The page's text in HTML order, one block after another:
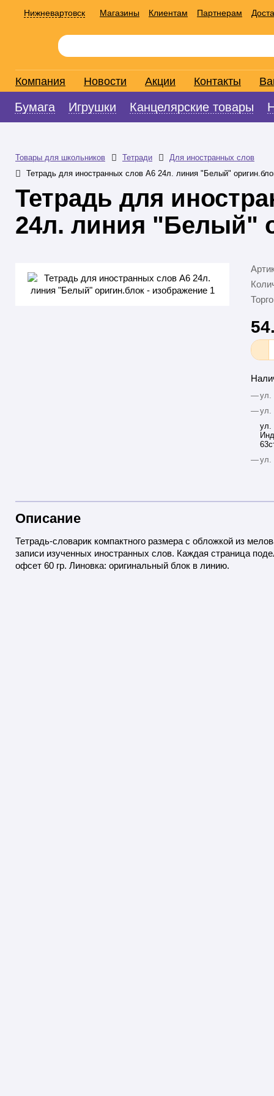
Нижневартовск Магазины Клиентам Партнерам
Компания Новости Акции Контакты
Бумага Игрушки Канцелярские товары
Товары для школьников Тетради
Для иностранных слов
Тетрадь для иностранных слов А6 24л. линия "Белый"
Тетрадь для
24л. линия "Белый"
—ул.
—ул.
ул.
—ул.
Описание
Тетрадь-словарик компактного размера с обложкой из
записи изученных иностранных слов. Каждая страница
офсет 60 гр. Линовка: оригинальный блок в линию.